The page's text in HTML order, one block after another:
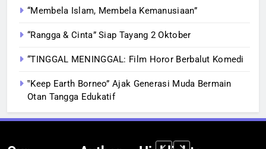
“Membela Islam, Membela Kemanusiaan”
“Rangga & Cinta” Siap Tayang 2 Oktober
“TINGGAL MENINGGAL: Film Horor Berbalut Komedi
‟Keep Earth Borneo” Ajak Generasi Muda Bermain
Otan Tangga Edukatif